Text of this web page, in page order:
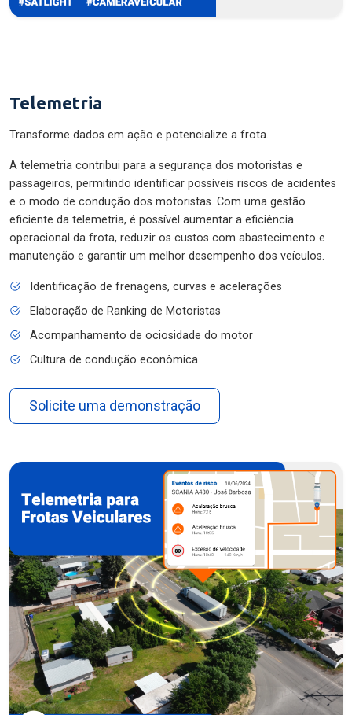
Telemetria
Transforme dados em ação e potencialize a frota.
A telemetria contribui para a segurança dos motoristas e
passageiros, permitindo identificar possíveis riscos de acidentes
e o modo de condução dos motoristas. Com uma gestão
eficiente da telemetria, é possível aumentar a eficiência
operacional da frota, reduzir os custos com abastecimento e
manutenção e garantir um melhor desempenho dos veículos.
Identificação de frenagens, curvas e acelerações
Elaboração de Ranking de Motoristas
Acompanhamento de ociosidade do motor
Cultura de condução econômica
Solicite uma demonstração